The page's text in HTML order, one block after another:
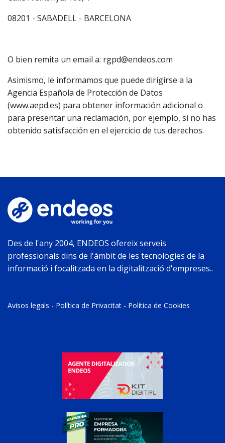
08201 - SABADELL - BARCELONA
O bien remita un email a: rgpd@endeos.com
Asimismo, le informamos que puede dirigirse a la
Agencia Española de Protección de Datos
(www.aepd.es) para obtener información adicional o
para presentar una reclamación, por ejemplo, si no has
obtenido satisfacción en el ejercicio de tus derechos.
Des de l'any 2004, ENDEOS ofereix serveis
professionals dins de l'àmbit de les tecnologies de la
informació i focalitzada en la digitalització d'empreses..
Avisos legals - Política de Privacitat - Política de Cookies